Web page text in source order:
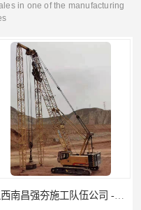
in one of the manufacturing
江西新余强夯施工队伍公司 —业峻强夯基础工程